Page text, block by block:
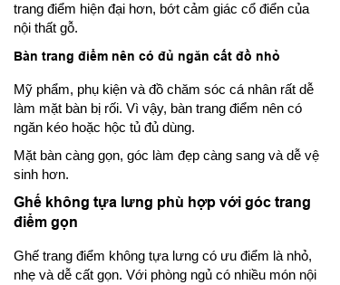
trang điểm hiện đại hơn, bớt cảm giác cổ điển của
nội thất gỗ.
Bàn trang điểm nên có đủ ngăn cất đồ nhỏ
Mỹ phẩm, phụ kiện và đồ chăm sóc cá nhân rất dễ
làm mặt bàn bị rối. Vì vậy, bàn trang điểm nên có
ngăn kéo hoặc hộc tủ đủ dùng.
Mặt bàn càng gọn, góc làm đẹp càng sang và dễ vệ
sinh hơn.
Ghế không tựa lưng phù hợp với góc trang
điểm gọn
Ghế trang điểm không tựa lưng có ưu điểm là nhỏ,
nhẹ và dễ cất gọn. Với phòng ngủ có nhiều món nội